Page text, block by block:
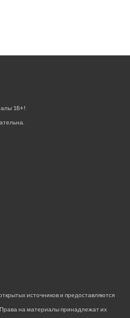
18+!
источников и предоставляются
на материалы принадлежат их